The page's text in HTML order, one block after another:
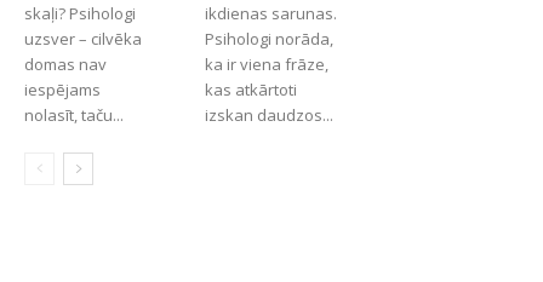
skaļi? Psihologi
uzsver – cilvēka
domas nav
iespējams
nolasīt, taču...
ikdienas sarunas.
Psihologi norāda,
ka ir viena frāze,
kas atkārtoti
izskan daudzos...